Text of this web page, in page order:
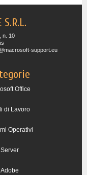
S.R.L.
n. 10
support.eu
Office
di Lavoro
Operativi
Server
Adobe